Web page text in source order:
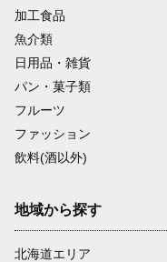
加工食品
魚介類
日用品・雑貨
パン・菓子類
フルーツ
ファッション
飲料(酒以外)
地域から探す
北海道エリア